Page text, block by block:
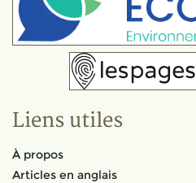
Liens utiles
À propos
Articles en anglais